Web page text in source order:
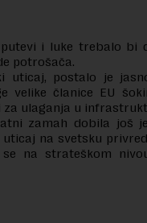
i luke trebalo bi
potrošača.
uticaj, postalo je
velike članice EU
ulaganja u
zamah dobila još
na svetsku
na strateškom